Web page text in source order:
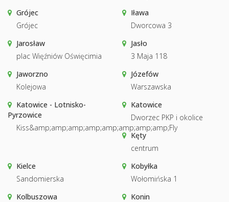
Grójec
Grójec
Iława
Dworcowa 3
Jarosław
plac Więźniów Oświęcimia
Jasło
3 Maja 118
Jaworzno
Kolejowa
Józefów
Warszawska
Katowice - Lotnisko-
Pyrzowice
Kiss&amp;amp;amp;amp;amp;amp;amp;amp;Fly
Katowice
Dworzec PKP i okolice
Kęty
centrum
Kielce
Sandomierska
Kobyłka
Wołomińska 1
Kolbuszowa
Konin